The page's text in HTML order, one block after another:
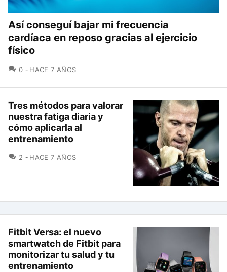
Así conseguí bajar mi frecuencia
cardíaca en reposo gracias al ejercicio
físico
0 COMENTARIOS
HACE 7 AÑOS
Tres métodos para valorar
nuestra fatiga diaria y
cómo aplicarla al
entrenamiento
2 COMENTARIOS
HACE 7 AÑOS
Fitbit Versa: el nuevo
smartwatch de Fitbit para
monitorizar tu salud y tu
entrenamiento